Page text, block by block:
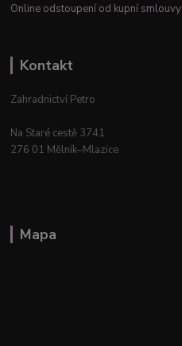
Online odstoupení od kupní smlouvy
Kontakt
Zahradnictví Petro
Na Staré cestě 3741
276 01 Mělník–Mlazice
Mapa